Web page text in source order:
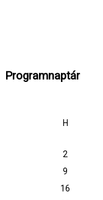
Programnaptár
H
2
9
16